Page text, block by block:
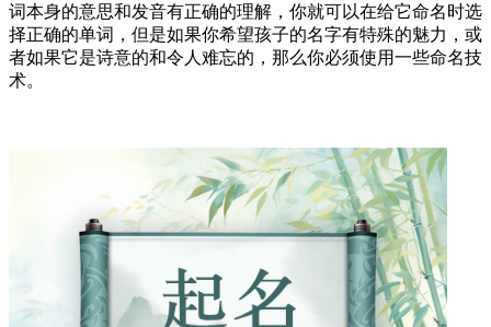
词本身的意思和发音有正确的理解，你就可以在给它命名时选
择正确的单词，但是如果你希望孩子的名字有特殊的魅力，或
者如果它是诗意的和令人难忘的，那么你必须使用一些命名技
术。